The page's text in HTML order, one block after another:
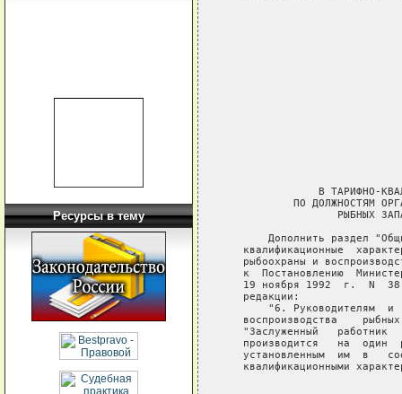
Ресурсы в тему
В ТАРИФНО-
ПО ДОЛЖНОСТЯМ
РЫБНЫХ
Дополнить раздел
квалификационные
рыбоохраны и
к  Постановлению
19 ноября 1992  г.  N
   редакции:
"6. Руководителям  и
воспроизводства
"Заслуженный   работник
производится   на  один
установленным  им  в
квалификационными